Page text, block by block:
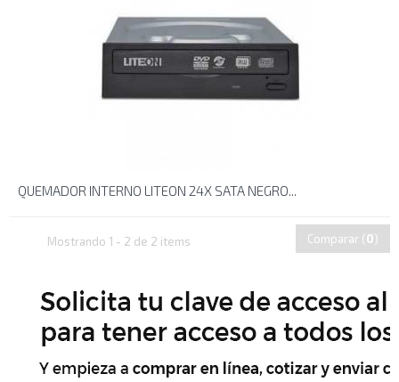
QUEMADOR INTERNO LITEON 24X SATA NEGRO...
Mostrando 1 - 2 de 2 items Comparar (0)